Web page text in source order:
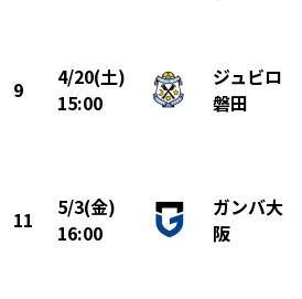
9
4/20(土)
15:00
ジュビロ
磐田
11
5/3(金)
16:00
ガンバ大
阪